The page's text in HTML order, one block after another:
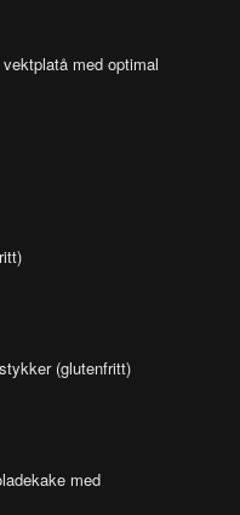
med optimal
(glutenfritt)
med